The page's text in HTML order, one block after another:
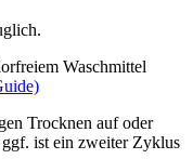
Waschmittel
Trocknen auf oder
ist ein zweiter Zyklus